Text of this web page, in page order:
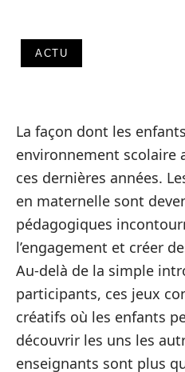
ACTU
La façon dont les
environnement scolaire
ces dernières années.
en maternelle sont
pédagogiques
l’engagement et créer
Au-delà de la simple
participants, ces jeux
créatifs où les enfants
découvrir les uns les
enseignants sont plus